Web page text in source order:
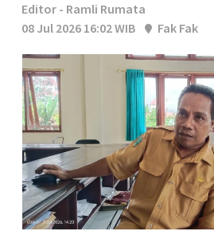
Editor - Ramli Rumata
08 Jul 2026 16:02 WIB
Fak Fak